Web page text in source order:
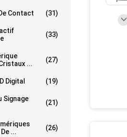
Contact (31)
(33)
...
(27)
Digital (19)
Signage
(21)
...
(26)